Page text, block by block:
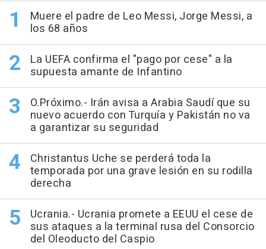
Muere el padre de Leo Messi, Jorge Messi, a
los 68 años
La UEFA confirma el "pago por cese" a la
supuesta amante de Infantino
O.Próximo.- Irán avisa a Arabia Saudí que su
nuevo acuerdo con Turquía y Pakistán no va
a garantizar su seguridad
Christantus Uche se perderá toda la
temporada por una grave lesión en su rodilla
derecha
Ucrania.- Ucrania promete a EEUU el cese de
sus ataques a la terminal rusa del Consorcio
del Oleoducto del Caspio